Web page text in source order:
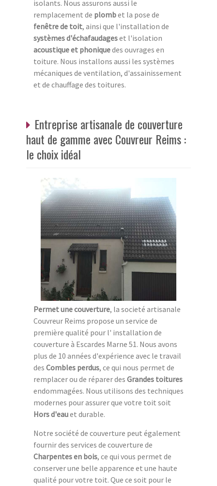
isolants. Nous assurons aussi le
remplacement de plombet la pose de
fenêtre de toit, ainsi que l'installation de
systèmes d'échafaudageset l'isolation
acoustique et phoniquedes ouvrages en
toiture. Nous installons aussi les systèmes
mécaniques de ventilation, d'assainissement
et de chauffage des toitures.
Entreprise artisanale de couverture
haut de gamme avec Couvreur Reims :
le choix idéal
Permet une couverture, la societé artisanale
Couvreur Reims propose un service de
première qualité pour l' installation de
couverture à Escardes Marne 51. Nous avons
plus de 10 années d'expérience avec le travail
des Combles perdus, ce qui nous permet de
remplacer ou de réparer des Grandes toitures
endommagées. Nous utilisons des techniques
modernes pour assurer que votre toit soit
Hors d'eauet durable.
Notre société de couverture peut également
fournir des services de couverture de
Charpentes en bois, ce qui vous permet de
conserver une belle apparence et une haute
qualité pour votre toit. Que ce soit pour le